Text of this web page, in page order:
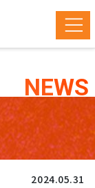
NEWS
2024.05.31